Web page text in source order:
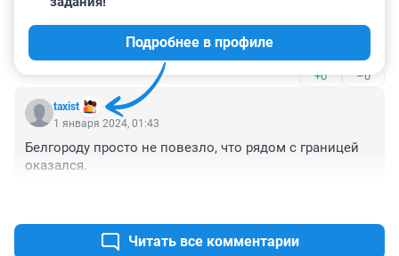
Зачем нам старый президент?? Ботам про байдена не
писать, мне вообще все равно, что там у них, и они и
так всегда живут хорошо про любом президенте
+0 –0
taxist
Подробнее в профиле
1 января 2024, 01:43
Белгороду просто не повезло, что рядом с границей
оказался.
Читать все комментарии